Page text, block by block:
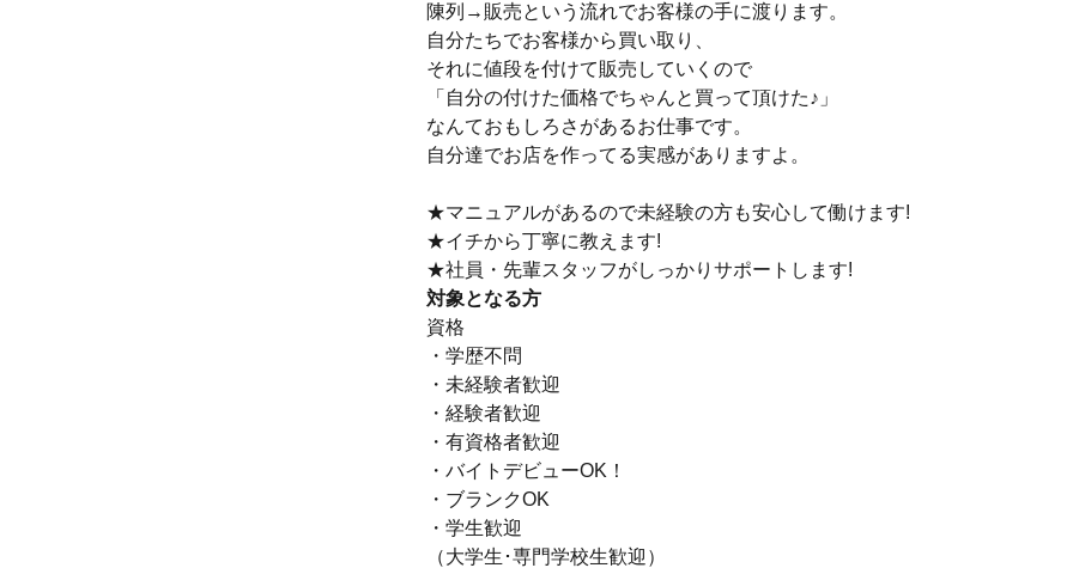
陳列→販売という流れでお客様の手に渡ります。
自分たちでお客様から買い取り、
それに値段を付けて販売していくので
「自分の付けた価格でちゃんと買って頂けた♪」
なんておもしろさがあるお仕事です。
自分達でお店を作ってる実感がありますよ。
★マニュアルがあるので未経験の方も安心して働けます!
★イチから丁寧に教えます!
★社員・先輩スタッフがしっかりサポートします!
対象となる方
資格
・学歴不問
・未経験者歓迎
・経験者歓迎
・有資格者歓迎
・バイトデビューOK！
・ブランクOK
・学生歓迎
（大学生･専門学校生歓迎）